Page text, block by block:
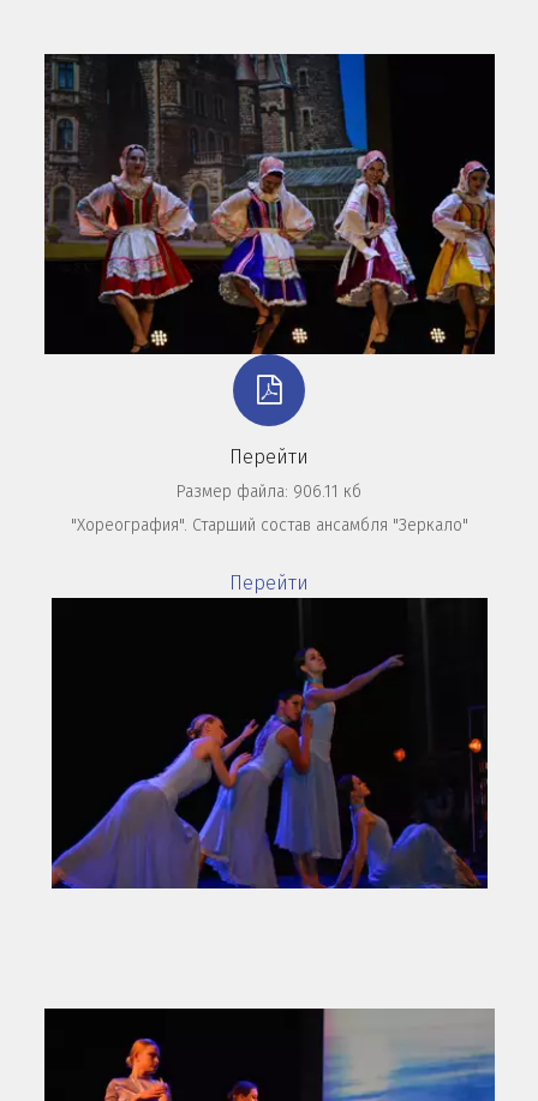
Перейти
Размер файла: 906.11 кб
"Хореография". Старший состав ансамбля "Зеркало"
Перейти